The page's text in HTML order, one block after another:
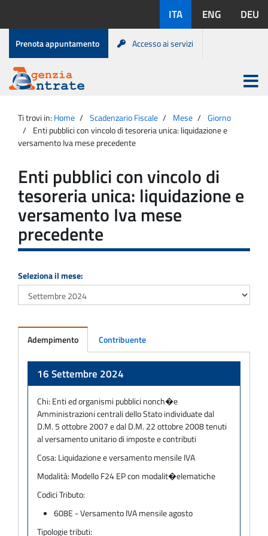
contenuto
disponibili:
ITA ENG DEU
Menu
di
servizio
Prenota appuntamento Accesso ai servizi
Agenzia
Entrate
Apri
menu
principale
Ti trovi in: Home Scadenzario Fiscale Mese
Giorno
Enti pubblici con vincolo di tesoreria unica: liquidazione e
versamento Iva mese precedente
Enti pubblici con vincolo di
tesoreria unica: liquidazione e
versamento Iva mese
precedente
Seleziona il mese:
Adempimento Contribuente
16 Settembre 2024
Chi: Enti ed organismi pubblici nonch�e
Amministrazioni centrali dello Stato individuate dal
D.M. 5 ottobre 2007 e dal D.M. 22 ottobre 2008 tenuti
al versamento unitario di imposte e contributi
Cosa: Liquidazione e versamento mensile IVA
Modalità: Modello F24 EP con modalit�elematiche
Codici Tributo:
608E - Versamento IVA mensile agosto
Tipologie tributi: